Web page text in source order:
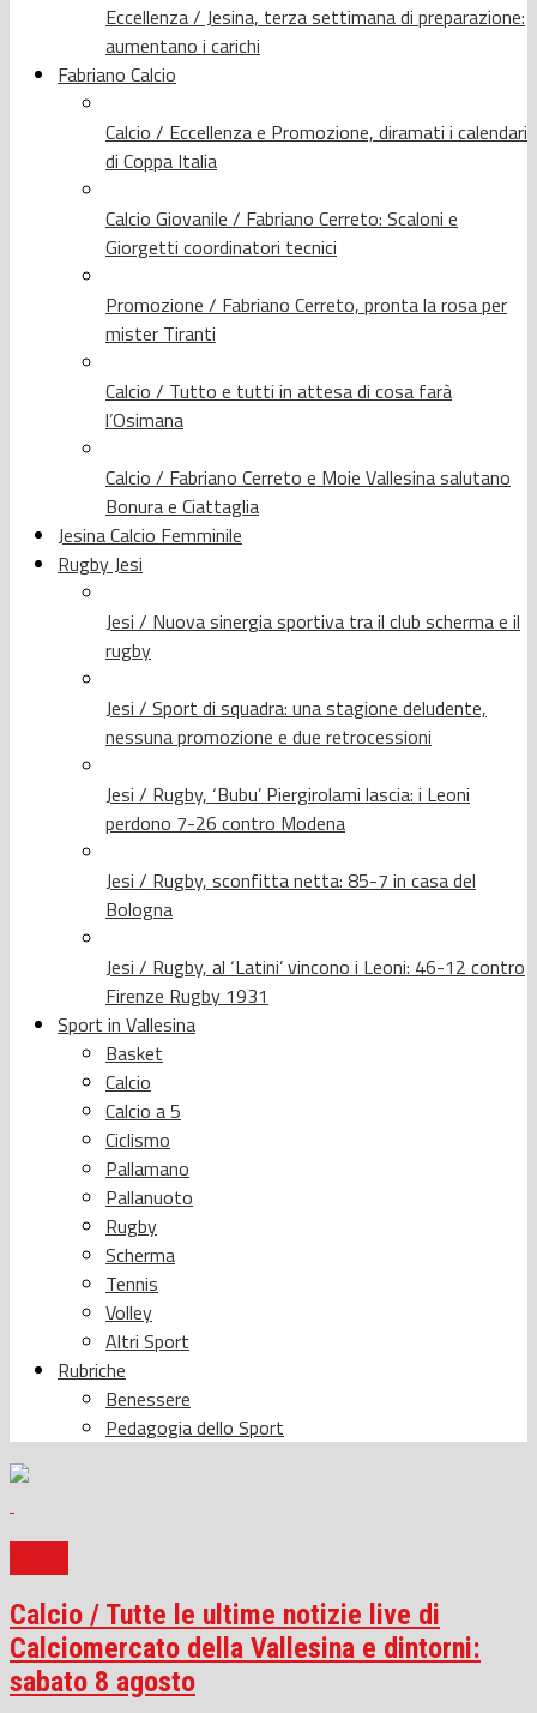
Eccellenza / Jesina, terza settimana di preparazione:
aumentano i carichi
Fabriano Calcio
Calcio / Eccellenza e Promozione, diramati i calendari
di Coppa Italia
Calcio Giovanile / Fabriano Cerreto: Scaloni e
Giorgetti coordinatori tecnici
Promozione / Fabriano Cerreto, pronta la rosa per
mister Tiranti
Calcio / Tutto e tutti in attesa di cosa farà
l’Osimana
Calcio / Fabriano Cerreto e Moie Vallesina salutano
Bonura e Ciattaglia
Jesina Calcio Femminile
Rugby Jesi
Jesi / Nuova sinergia sportiva tra il club scherma e il
rugby
Jesi / Sport di squadra: una stagione deludente,
nessuna promozione e due retrocessioni
Jesi / Rugby, ‘Bubu’ Piergirolami lascia: i Leoni
perdono 7-26 contro Modena
Jesi / Rugby, sconfitta netta: 85-7 in casa del
Bologna
Jesi / Rugby, al ‘Latini’ vincono i Leoni: 46-12 contro
Firenze Rugby 1931
Sport in Vallesina
Basket
Calcio
Calcio a 5
Ciclismo
Pallamano
Pallanuoto
Rugby
Scherma
Tennis
Volley
Altri Sport
Rubriche
Benessere
Pedagogia dello Sport
Calcio / Tutte le ultime notizie live di
Calciomercato della Vallesina e dintorni:
sabato 8 agosto